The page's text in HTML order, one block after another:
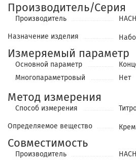
Производитель/Серия
Производитель HACH
Назначение изделия
Измеряемый параметр
Основной параметр
Многопараметровый
Нет
Метод измерения
Cпособ измерения
Определяемое вещество
Совместимость
Производитель
HACH